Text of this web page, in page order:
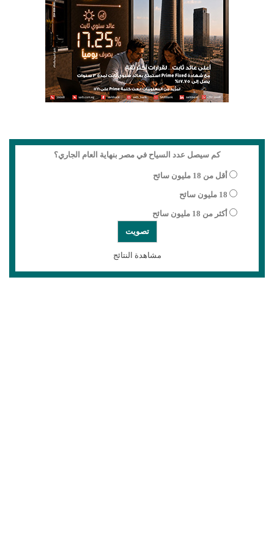
كم سيصل عدد السياح في مصر بنهاية العام الجاري؟
أقل من 18 مليون سائح
18 مليون سائح
أكثر من 18 مليون سائح
مشاهدة النتائج